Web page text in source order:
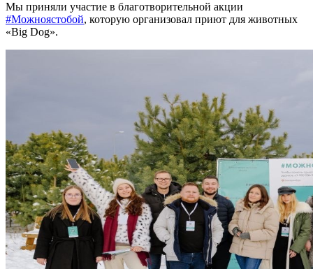
Мы приняли участие в благотворительной акции
#Можноястобой, которую организовал приют для животных
«Big Dog».